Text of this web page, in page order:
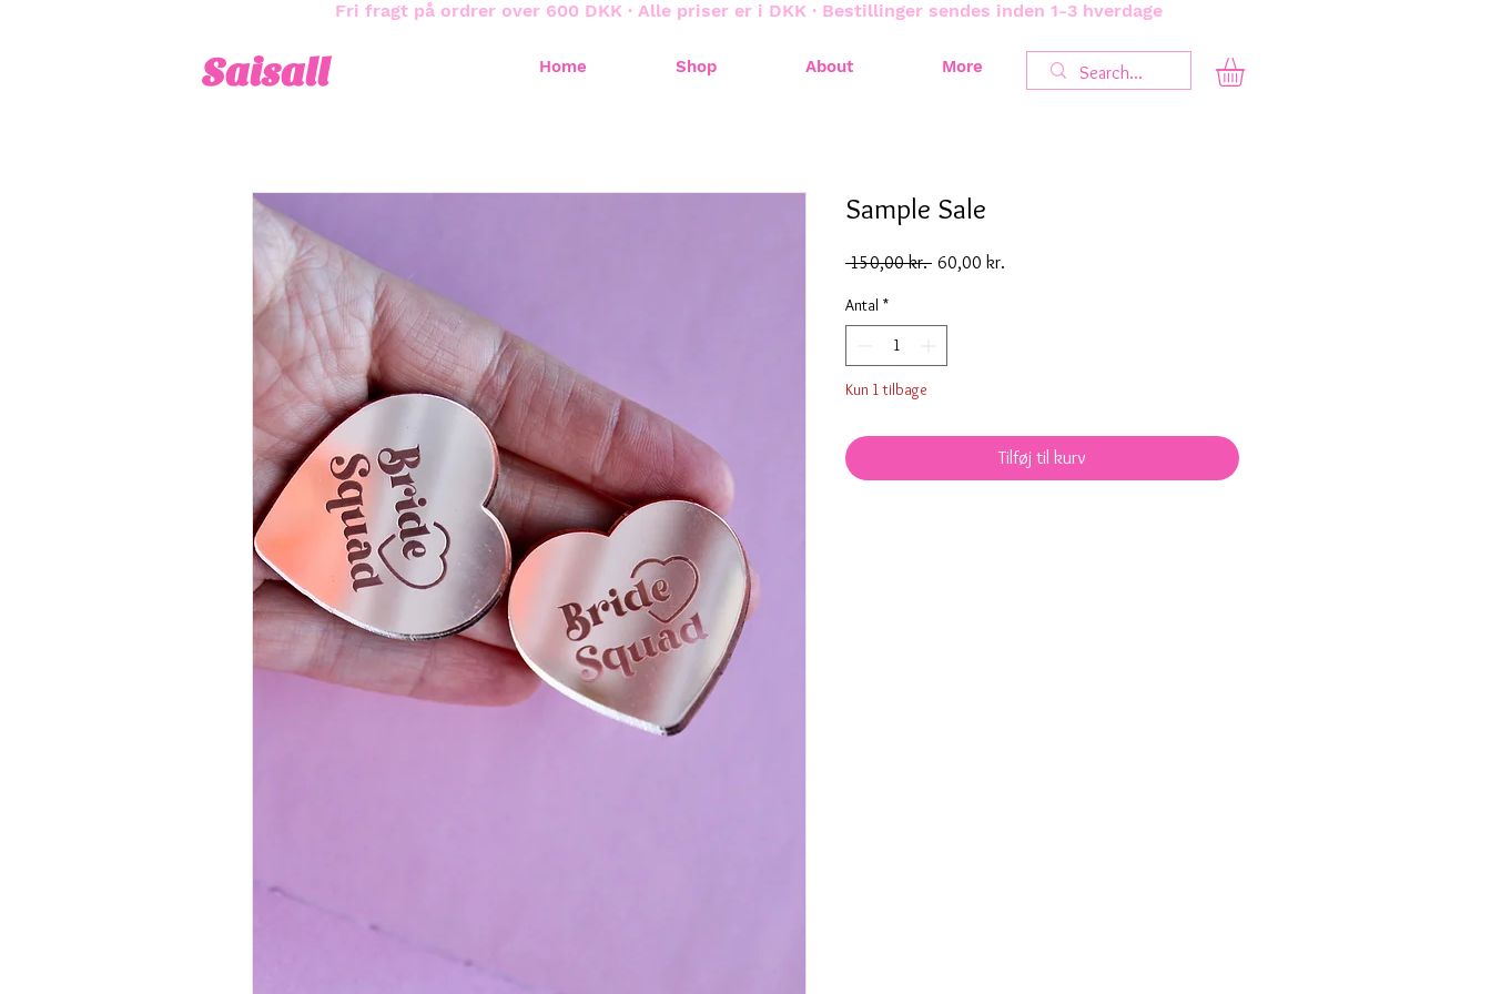
Fri fragt på ordrer over 600 DKK · Alle priser er i DKK · Bestillinger sendes inden 1-3 hverdage
Saisall Home Shop About More
Sample Sale
150,00 kr. Regulær
60,00 kr.
Antal *
Kun 1 tilbage
Tilføj til kurv